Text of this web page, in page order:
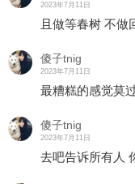
2023年7月11日
且做等春树 不做
傻子tnig
2023年7月11日
最糟糕的感觉莫
傻子tnig
2023年7月11日
去吧告诉所有人